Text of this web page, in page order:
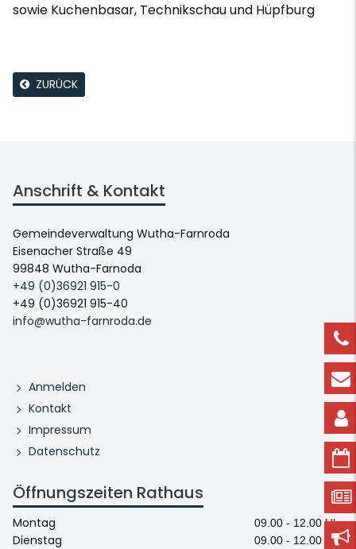
sowie Kuchenbasar, Technikschau und Hüpfburg
ZURÜCK
Anschrift & Kontakt
Gemeindeverwaltung Wutha-Farnroda
Eisenacher Straße 49
99848 Wutha-Farnoda
+49 (0)36921 915-0
+49 (0)36921 915-40
info@wutha-farnroda.de
Anmelden
Kontakt
Impressum
Datenschutz
Öffnungszeiten Rathaus
Montag 09.00 - 12.00 Uhr
Dienstag
09.00 - 12.00 Uhr